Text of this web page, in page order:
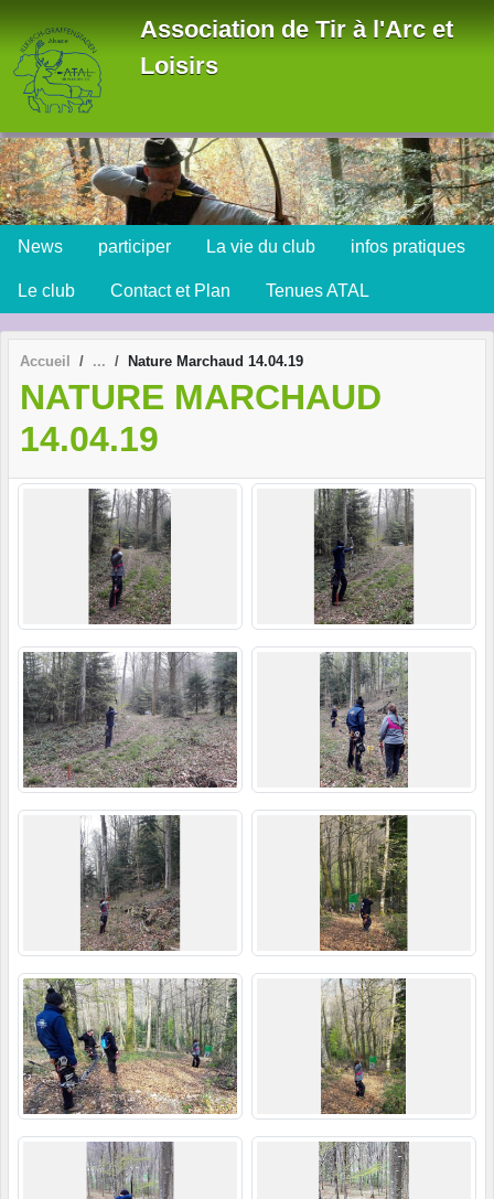
Association de Tir à l'Arc et
Loisirs
News participer La vie du club infos pratiques
Le club Contact et Plan Tenues ATAL
Accueil Nature Marchaud 14.04.19
NATURE MARCHAUD
14.04.19